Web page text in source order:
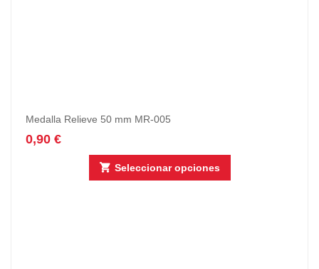
Medalla Relieve 50 mm MR-005
0,90 €
Seleccionar opciones